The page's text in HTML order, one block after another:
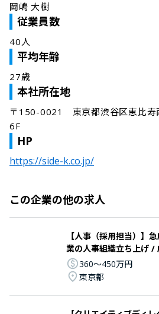
岡嶋 大樹
従業員数
40人
平均年齢
27歳
本社所在地
〒150-0021　東京都渋谷区恵比
6F
HP
https://side-k.co.jp/
この企業の他の求人
【人事（採用担当）】
業の人事組織立ち上げ /
360〜450万円
東京都